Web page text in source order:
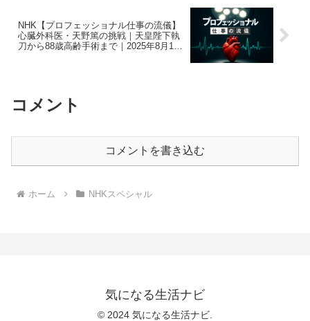
NHK【プロフェッショナル仕事の流儀】
心臓外科医・天野篤の挑戦｜天皇陛下執
刀から88歳高齢手術まで｜2025年8月18
コメント
コメントを書き込む
ホーム NHKスペシャル
気になる生活ナビ
© 2024 気になる生活ナビ.